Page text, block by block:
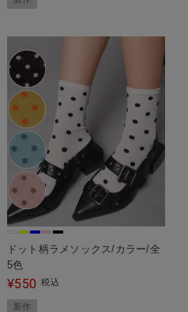
ドット柄ラメソックス/カラー/全
5色
¥550 税込
新作